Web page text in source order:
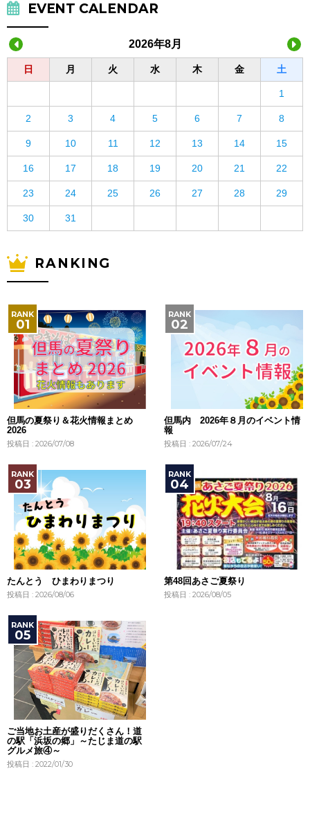
EVENT CALENDAR
2026年8月
日 月 火 水 木 金 土
1
2 3 4 5 6 7 8
9 10 11 12 13 14 15
16 17 18 19 20 21 22
23 24 25 26 27 28 29
30 31
RANKING
但馬の夏祭り＆花火情報まとめ
2026
投稿日 : 2026/07/08
但馬内 2026年８月のイベント情
報
投稿日 : 2026/07/24
たんとう ひまわりまつり
投稿日 : 2026/08/06
第48回あさご夏祭り
投稿日 : 2026/08/05
ご当地お土産が盛りだくさん！道
の駅「浜坂の郷」～たじま道の駅
グルメ旅④～
投稿日 : 2022/01/30